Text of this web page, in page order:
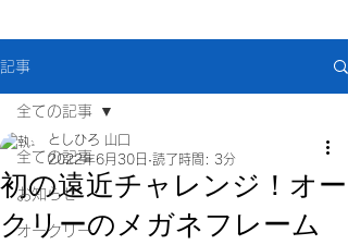
記事
全ての記事
お知らせ
オークリー
全ての記事
初の遠近チャレンジ！オー
クリーのメガネフレーム
としひろ 山口
2022年6月30日 読了時間: 3分